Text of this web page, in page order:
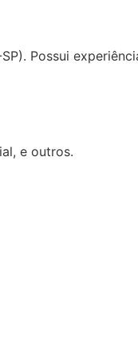
Possui
e outros.